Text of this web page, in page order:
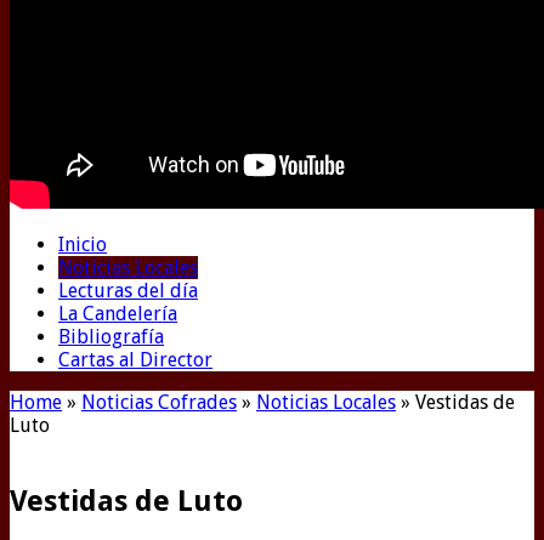
Inicio
Noticias Locales
Lecturas del día
La Candelería
Bibliografía
Cartas al Director
Home » Noticias Cofrades » Noticias Locales » Vestidas de
Luto
Vestidas de Luto